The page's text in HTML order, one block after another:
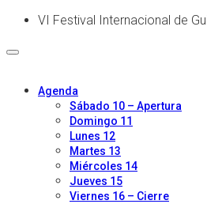
VI Festival Internacional de
Agenda
Sábado 10 – Apertura
Domingo 11
Lunes 12
Martes 13
Miércoles 14
Jueves 15
Viernes 16 – Cierre